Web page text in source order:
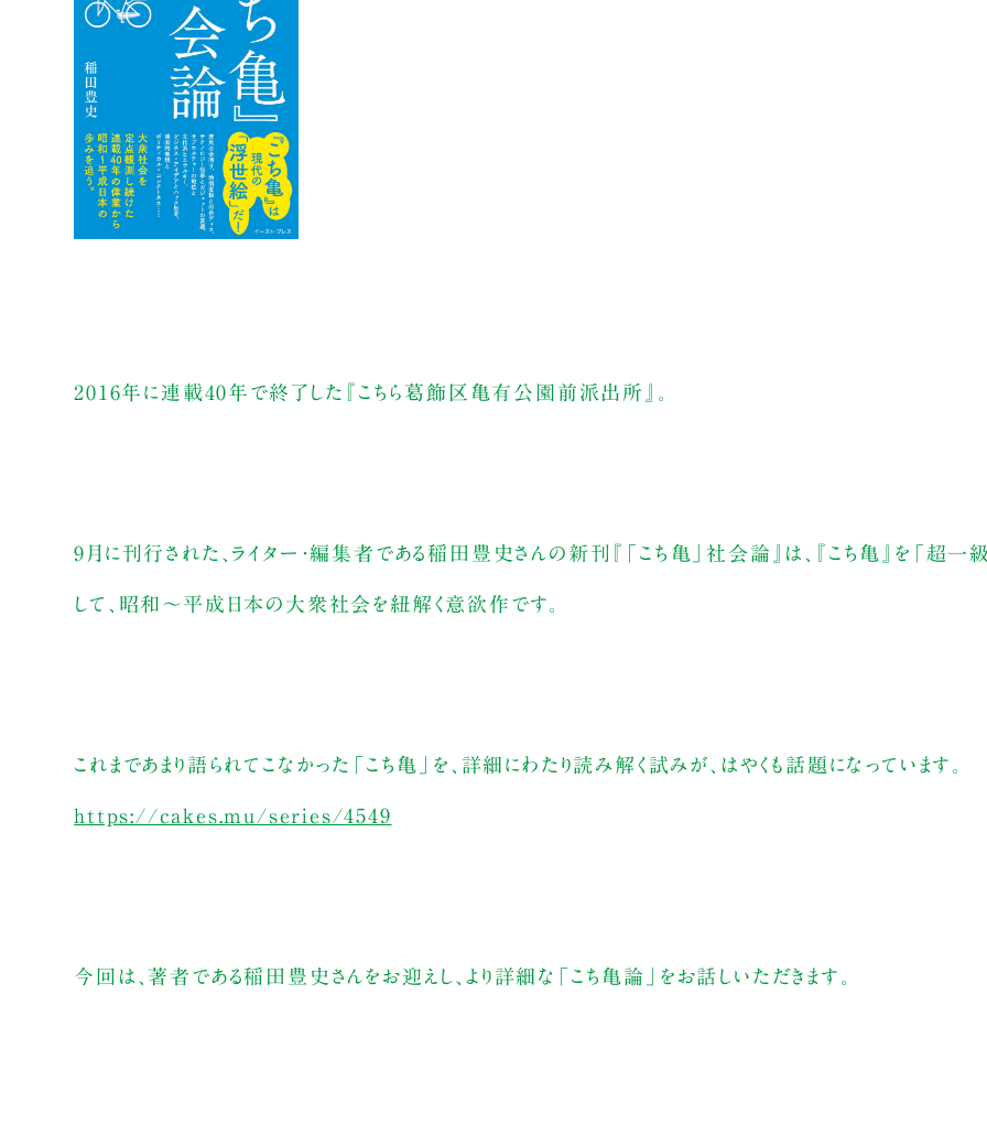
2016年に連載40年で終了した『こちら葛飾区亀有公園前派出所』。
9月に刊行された、ライター・編集者である稲田豊史さんの新刊『「こち亀」社会論』は、『こち亀』を「超一
して、昭和～平成日本の大衆社会を紐解く意欲作です。
これまであまり語られてこなかった「こち亀」を、詳細にわたり読み解く試みが、はやくも話題になっています。
https://cakes.mu/series/4549
今回は、著者である稲田豊史さんをお迎えし、より詳細な「こち亀論」をお話しいただきます。